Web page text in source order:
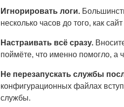
Игнорировать логи.
несколько часов до того, как
Настраивать всё сразу.
поймёте, что именно помогло, а
Не перезапускать службы
конфигурационных файлах
службы.